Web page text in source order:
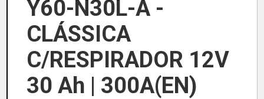
Y60-N30L-A -
CLÁSSICA
C/RESPIRADOR 12V
30 Ah | 300A(EN)